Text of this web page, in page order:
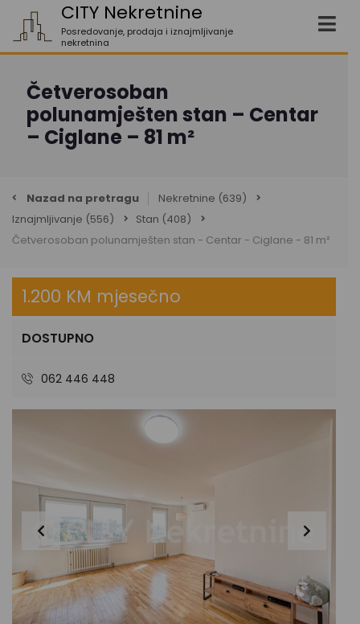
CITY Nekretnine
Posredovanje, prodaja i iznajmljivanje
nekretnina
Četverosoban
polunamješten stan – Centar
– Ciglane – 81 m²
Nazad na pretragu Nekretnine (639)
Iznajmljivanje (556) Stan (408)
Četverosoban polunamješten stan - Centar - Ciglane - 81 m²
1.200 KM mjesečno
DOSTUPNO
062 446 448